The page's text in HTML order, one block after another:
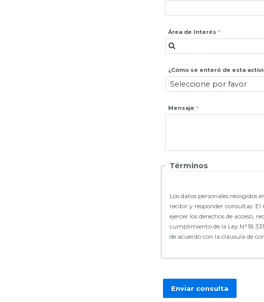
Área de Interés
¿Cómo se enteró de esta
Mensaje
Términos
Los datos personales recogidos
recibir y responder consultas. El
ejercer los derechos de acceso,
cumplimiento de la Ley
de acuerdo con la cláusula de